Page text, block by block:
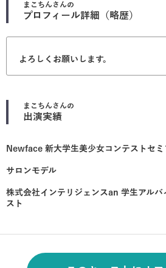
まこちん さんの
プロフィール詳細（略歴）
よろしくお願いします。
まこちん さんの
出演実績
Newface 新大学生美少女コンテストセ
サロンモデル
株式会社インテリジェンスan 学生アルバ
スト